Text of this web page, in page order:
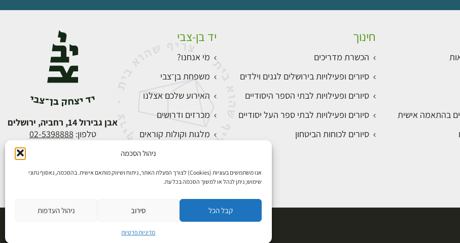
ניהול הסכמה
אנו משתמשים בעוגיות (Cookies) לצורך הפעלת האתר, ניתוח ושיווק מותאם אישית. בהסכמה, נאסוף נתוני
שימוש; ניתן לנהל או למשוך הסכמה בכל עת.
קבל הכל סירוב ניהול העדפות
מדיניות פרטיות
בהתאמה אישית
חינוך
הכשרת מדריכים
סיורים ופעילויות בירושלים לגנים וילדים
סיורים ופעילויות לבתי הספר היסודיים
סיורים ופעילויות לבתי ספר העל יסודיים
סיורים לכוחות הביטחון
יד בן-צבי
מי אנחנו?
משפחת בן־צבי
האירוע שלכם אצלנו
מכרזים ודרושים
מלגות וקולות קוראים
התחברות
אבן גבירול 14, רחביה, ירושלים
טלפון: 02-5398888